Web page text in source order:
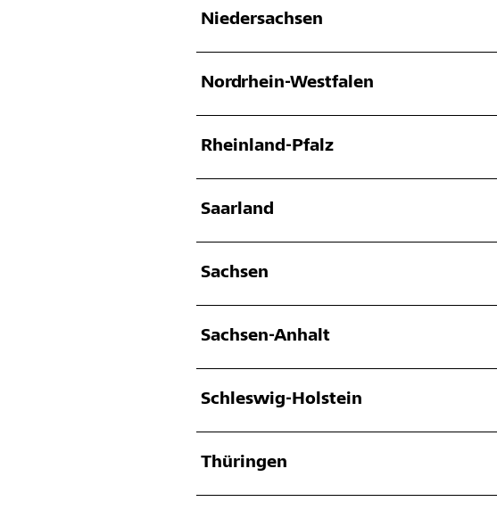
Niedersachsen
Nordrhein-Westfalen
Rheinland-Pfalz
Saarland
Sachsen
Sachsen-Anhalt
Schleswig-Holstein
Thüringen